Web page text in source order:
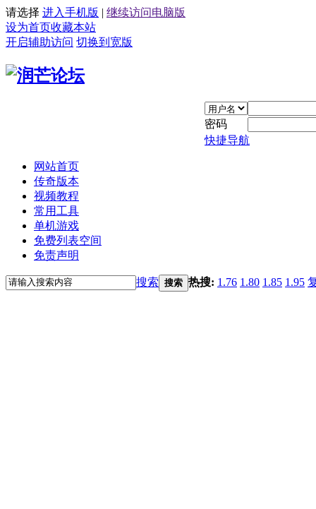
请选择 进入手机版 | 继续访问电脑版
设为首页收藏本站
开启辅助访问 切换到宽版
密码
快捷导航
网站首页
传奇版本
视频教程
常用工具
单机游戏
免费列表空间
免责声明
搜索 搜索 热搜: 1.76 1.80 1.85 1.95